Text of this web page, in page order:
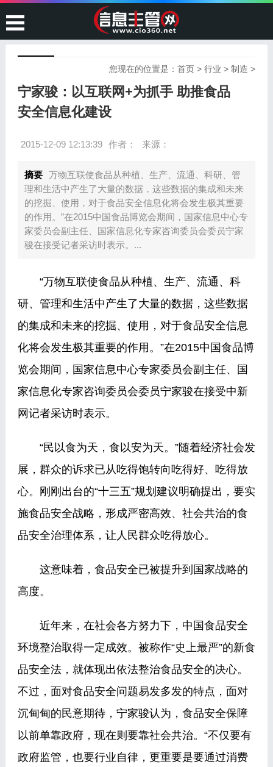
您现在的位置是：首页 >行业 >制造 >
宁家骏：以互联网+为抓手 助推食品
安全信息化建设
2015-12-09 12:13:39 作者： 来源：
摘要 万物互联使食品从种植、生产、流通、科研、管
理和生活中产生了大量的数据，这些数据的集成和未来
的挖掘、使用，对于食品安全信息化将会发生极其重要
的作用。”在2015中国食品博览会期间，国家信息中心专
家委员会副主任、国家信息化专家咨询委员会委员宁家
骏在接受记者采访时表示。...
“万物互联使食品从种植、生产、流通、科
研、管理和生活中产生了大量的数据，这些数据
的集成和未来的挖掘、使用，对于食品安全信息
化将会发生极其重要的作用。”在2015中国食品博
览会期间，国家信息中心专家委员会副主任、国
家信息化专家咨询委员会委员宁家骏在接受中新
网记者采访时表示。
“民以食为天，食以安为天。”随着经济社会发
展，群众的诉求已从吃得饱转向吃得好、吃得放
心。刚刚出台的“十三五”规划建议明确提出，要实
施食品安全战略，形成严密高效、社会共治的食
品安全治理体系，让人民群众吃得放心。
这意味着，食品安全已被提升到国家战略的
高度。
近年来，在社会各方努力下，中国食品安全
环境整治取得一定成效。被称作“史上最严”的新食
品安全法，就体现出依法整治食品安全的决心。
不过，面对食品安全问题易发多发的特点，面对
沉甸甸的民意期待，宁家骏认为，食品安全保障
以前单靠政府，现在则要靠社会共治。“不仅要有
政府监管，也要行业自律，更重要是要通过消费